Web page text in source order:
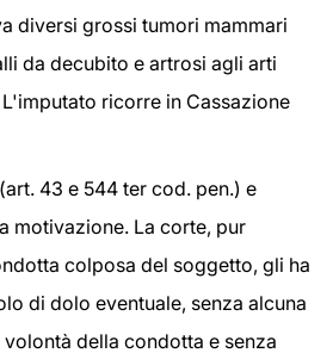
diversi grossi tumori mammari
da decubito e artrosi agli arti
ricorre in Cassazione
43 e 544 ter cod. pen.) e
motivazione. La corte, pur
colposa del soggetto, gli ha
di dolo eventuale, senza alcuna
della condotta e senza